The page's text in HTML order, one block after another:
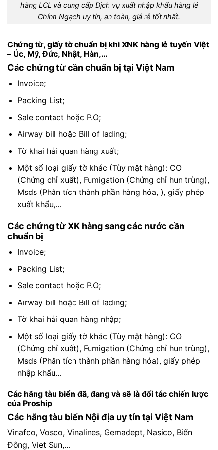
hàng LCL và cung cấp Dịch vụ xuất nhập khẩu hàng lẻ
Chính Ngạch uy tín, an toàn, giá rẻ tốt nhất.
Chứng từ, giấy tờ chuẩn bị khi XNK hàng lẻ tuyến Việt
– Úc, Mỹ, Đức, Nhật, Hàn,…
Các chứng từ cần chuẩn bị tại Việt Nam
Invoice;
Packing List;
Sale contact hoặc P.O;
Airway bill hoặc Bill of lading;
Tờ khai hải quan hàng xuất;
Một số loại giấy tờ khác (Tùy mặt hàng): CO
(Chứng chỉ xuất), Fumigation (Chứng chỉ hun trùng),
Msds (Phân tích thành phần hàng hóa, ), giấy phép
xuất khẩu,…
Các chứng từ XK hàng sang các nước cần
chuẩn bị
Invoice;
Packing List;
Sale contact hoặc P.O;
Airway bill hoặc Bill of lading;
Tờ khai hải quan hàng nhập;
Một số loại giấy tờ khác (Tùy mặt hàng): CO
(Chứng chỉ xuất), Fumigation (Chứng chỉ hun trùng),
Msds (Phân tích thành phần hàng hóa), giấy phép
nhập khẩu…
Các hãng tàu biển đã, đang và sẽ là đối tác chiến lược
của Proship
Các hãng tàu biển Nội địa uy tín tại Việt Nam
Vinafco, Vosco, Vinalines, Gemadept, Nasico, Biển
Đông, Viet Sun,…